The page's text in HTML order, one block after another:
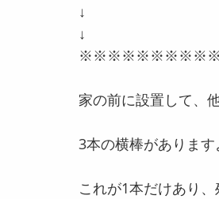
↓
↓
家の前に設置して、
3本の横棒があります
これが1本だけあり